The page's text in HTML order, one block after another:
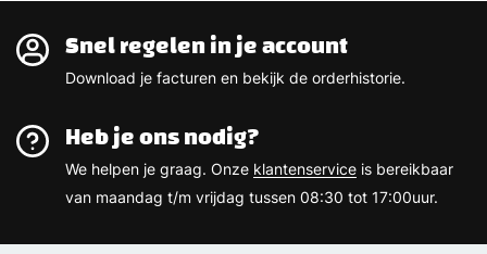
Snel regelen in je account
Download je facturen en bekijk de orderhistorie.
Heb je ons nodig?
We helpen je graag. Onze klantenservice is bereikbaar
van maandag t/m vrijdag tussen 08:30 tot 17:00uur.